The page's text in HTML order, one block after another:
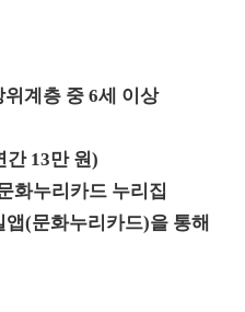
계층 중 6세 이상
간 13만 원)
화누리카드 누리집
(문화누리카드)을 통해